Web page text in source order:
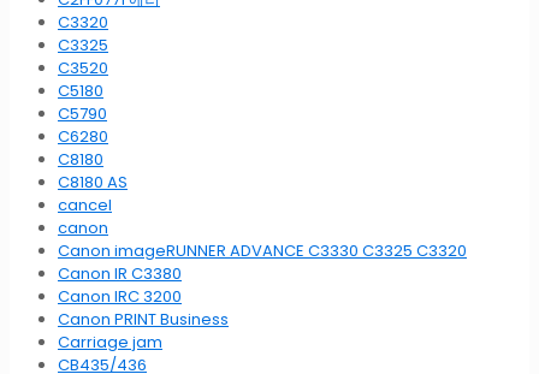
C3320
C3325
C3520
C5180
C5790
C6280
C8180
C8180 AS
cancel
canon
Canon imageRUNNER ADVANCE C3330 C3325 C3320
Canon IR C3380
Canon IRC 3200
Canon PRINT Business
Carriage jam
CB435/436